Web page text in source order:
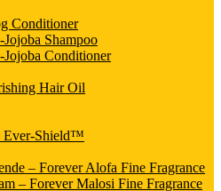
Conditioner
Shampoo
Jojoba Conditioner
Hair Oil
Ever-Shield™
– Forever Alofa Fine Fragrance
– Forever Malosi Fine Fragrance